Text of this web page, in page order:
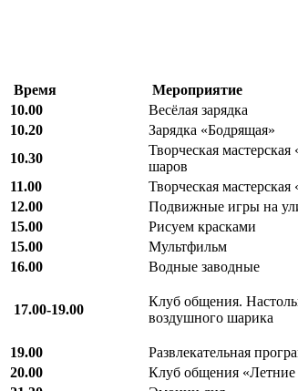
Время Мероприятие
10.00
Весёлая зарядка
10.20
Зарядка «Бодрящая»
10.30
Творческая
шаров
11.00
Творческая мастерская
12.00
Подвижные игры на
15.00
Рисуем красками
15.00
Мультфильм
16.00
Водные заводные
17.00-19.00
Клуб общения.
воздушного шарика
19.00 Развлекательная
20.00
Клуб общения «Летние